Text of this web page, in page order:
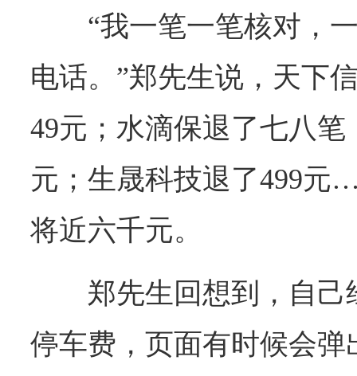
“我一笔一笔核对，
电话。”郑先生说，天下
49元；水滴保退了七八笔
元；生晟科技退了499
将近六千元。
郑先生回想到，自
停车费，页面有时候会弹